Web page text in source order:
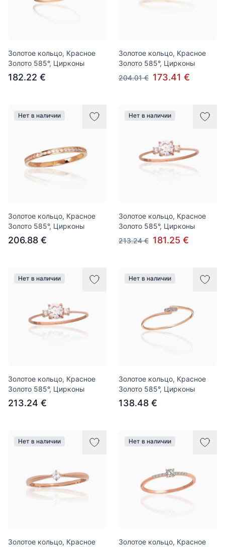
Золотое кольцо, Красное
Золото 585°, Цирконы
182.22 €
Золотое кольцо, Красное
Золото 585°, Цирконы
204.01 € 173.41 €
Нет в наличии
Золотое кольцо, Красное
Золото 585°, Цирконы
206.88 €
Нет в наличии
Золотое кольцо, Красное
Золото 585°, Цирконы
213.24 € 181.25 €
Нет в наличии
Золотое кольцо, Красное
Золото 585°, Цирконы
213.24 €
Нет в наличии
Золотое кольцо, Красное
Золото 585°, Цирконы
138.48 €
Нет в наличии
Золотое кольцо, Красное
Нет в наличии
Золотое кольцо, Красное